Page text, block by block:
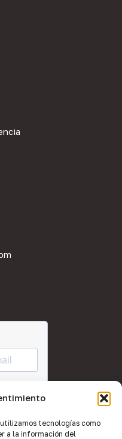
tecnologías como
a la información del